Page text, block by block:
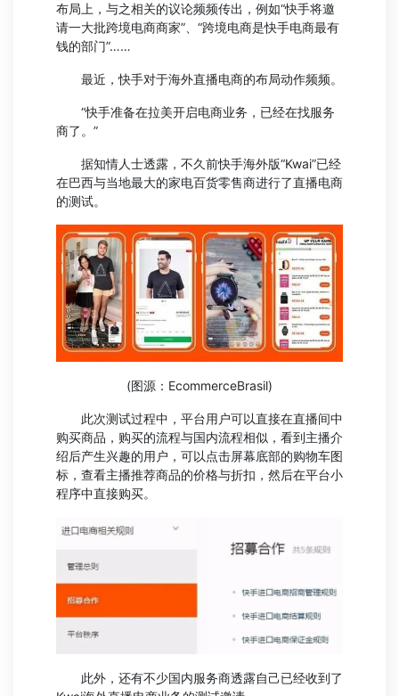
布局上，与之相关的议论频频传出，例如“快手将邀
请一大批跨境电商商家”、“跨境电商是快手电商最有
钱的部门”……
最近，快手对于海外直播电商的布局动作频频。
“快手准备在拉美开启电商业务，已经在找服务
商了。”
据知情人士透露，不久前快手海外版“Kwai”已经
在巴西与当地最大的家电百货零售商进行了直播电商
的测试。
(图源：EcommerceBrasil)
此次测试过程中，平台用户可以直接在直播间中
购买商品，购买的流程与国内流程相似，看到主播介
绍后产生兴趣的用户，可以点击屏幕底部的购物车图
标，查看主播推荐商品的价格与折扣，然后在平台小
程序中直接购买。
此外，还有不少国内服务商透露自己已经收到了